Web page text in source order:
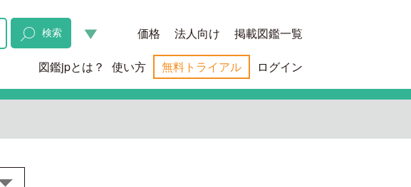
検索 価格 法人向け 掲載図鑑一覧
図鑑jpとは？ 使い方 無料トライアル ログイン